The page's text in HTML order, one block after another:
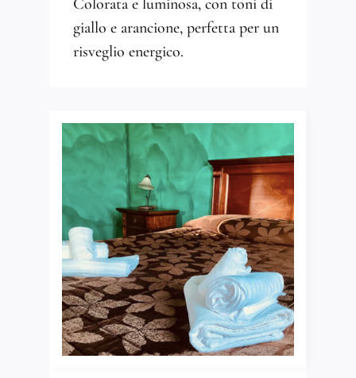
Colorata e luminosa, con toni di
giallo e arancione, perfetta per un
risveglio energico.